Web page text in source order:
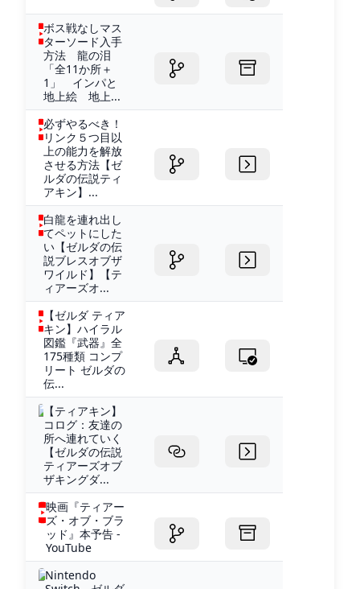
ボス戦なしマス
ターソード入手
方法 龍の泪
「全11か所＋
1」 インパと
地上絵 地上...
必ずやるべき！
リンク５つ目以
上の能力を解放
させる方法【ゼ
ルダの伝説ティ
アキン】...
白龍を連れ出し
てペットにした
い【ゼルダの伝
説ブレスオブザ
ワイルド】【テ
ィアーズオ...
【ゼルダ ティア
キン】ハイラル
図鑑『武器』全
175種類 コンプ
リート ゼルダの
伝...
【ティアキン】
コログ：友達の
所へ連れていく
【ゼルダの伝説
ティアーズオブ
ザキングダ...
映画『ティアー
ズ・オブ・ブラ
ッド』本予告 -
YouTube
Nintendo